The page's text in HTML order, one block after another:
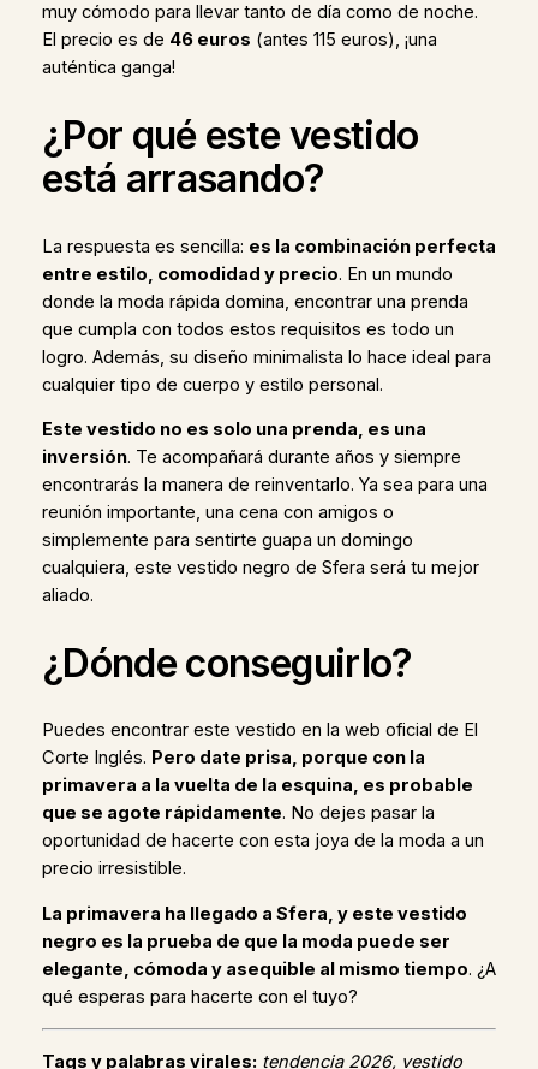
muy cómodo para llevar tanto de día como de noche.
El precio es de 46 euros (antes 115 euros), ¡una
auténtica ganga!
¿Por qué este vestido
está arrasando?
La respuesta es sencilla: es la combinación perfecta
entre estilo, comodidad y precio. En un mundo
donde la moda rápida domina, encontrar una prenda
que cumpla con todos estos requisitos es todo un
logro. Además, su diseño minimalista lo hace ideal para
cualquier tipo de cuerpo y estilo personal.
Este vestido no es solo una prenda, es una
inversión. Te acompañará durante años y siempre
encontrarás la manera de reinventarlo. Ya sea para una
reunión importante, una cena con amigos o
simplemente para sentirte guapa un domingo
cualquiera, este vestido negro de Sfera será tu mejor
aliado.
¿Dónde conseguirlo?
Puedes encontrar este vestido en la web oficial de El
Corte Inglés. Pero date prisa, porque con la
primavera a la vuelta de la esquina, es probable
que se agote rápidamente. No dejes pasar la
oportunidad de hacerte con esta joya de la moda a un
precio irresistible.
La primavera ha llegado a Sfera, y este vestido
negro es la prueba de que la moda puede ser
elegante, cómoda y asequible al mismo tiempo. ¿A
qué esperas para hacerte con el tuyo?
Tags y palabras virales: tendencia 2026, vestido